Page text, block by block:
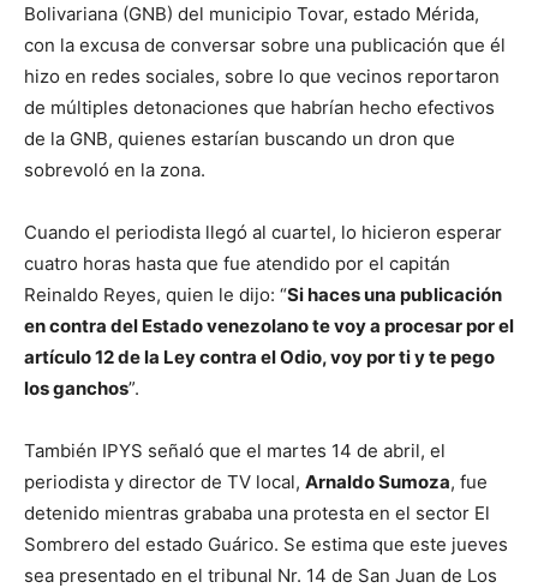
Bolivariana (GNB) del municipio Tovar, estado Mérida,
con la excusa de conversar sobre una publicación que él
hizo en redes sociales, sobre lo que vecinos reportaron
de múltiples detonaciones que habrían hecho efectivos
de la GNB, quienes estarían buscando un dron que
sobrevoló en la zona.
Cuando el periodista llegó al cuartel, lo hicieron esperar
cuatro horas hasta que fue atendido por el capitán
Reinaldo Reyes, quien le dijo: “Si haces una publicación
en contra del Estado venezolano te voy a procesar por el
artículo 12 de la Ley contra el Odio, voy por ti y te pego
los ganchos”.
También IPYS señaló que el martes 14 de abril, el
periodista y director de TV local, Arnaldo Sumoza, fue
detenido mientras grababa una protesta en el sector El
Sombrero del estado Guárico. Se estima que este jueves
sea presentado en el tribunal Nr. 14 de San Juan de Los